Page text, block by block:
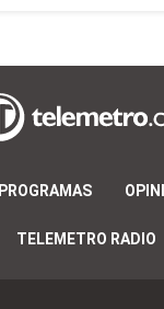
PROGRAMAS
TELEMETRO RADIO